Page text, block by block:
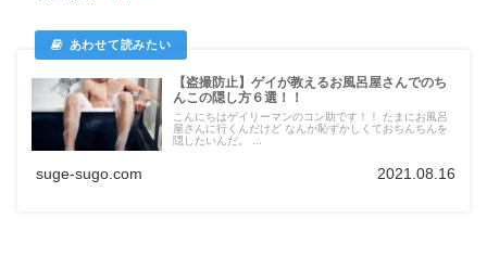
【盗撮防止】ゲイが教えるお風呂屋さんでのち
んこの隠し方６選！！
こんにちはゲイリーマンのコン助です！！ たまにお風呂
屋さんに行くんだけど なんか恥ずかしくておちんちんを
隠したいんだ。 ...
suge-sugo.com 2021.08.16